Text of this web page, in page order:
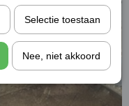
Selectie toestaan
Nee, niet akkoord